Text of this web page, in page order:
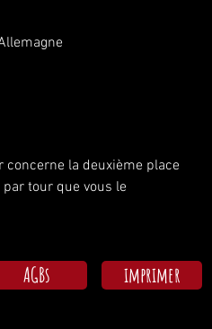
la deuxième place
tour que vous le
AGBs imprimer